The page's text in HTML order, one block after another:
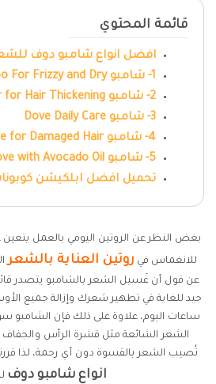
قائمة المحتوي
افضل انواع شامبو دوف
1- شامبو DOVE Shampoo For Frizzy and Dry
2- شامبو Dove with Lavender for Hair Thickening
3- شامبو Dove Daily Care
4- شامبو Dove for Damaged Hair
5- شامبو Dove with Avocado Oil
تحميل افضل ابلكيشن
بغض النظر عن الروتين اليومي بالعمل
للانغماس في روتين العناية بالشعر
عن قول أن غَسيل الشعر بالشامبو يتصدر
جيد للغاية في تطهير شعرك وإزالة جميع
ساعات اليوم، علاوة على ذلك فإن
الشعر الشائعة مثل قشرة الرأس والجفاف
تُصيب الشعر بالقسوة دون أي رحمة، لذا
انواع شامبو دوف